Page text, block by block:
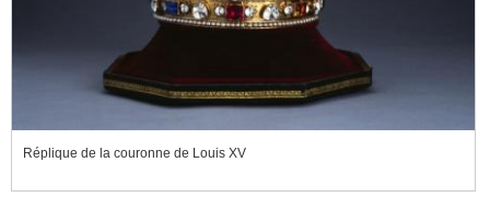
Réplique de la couronne de Louis XV